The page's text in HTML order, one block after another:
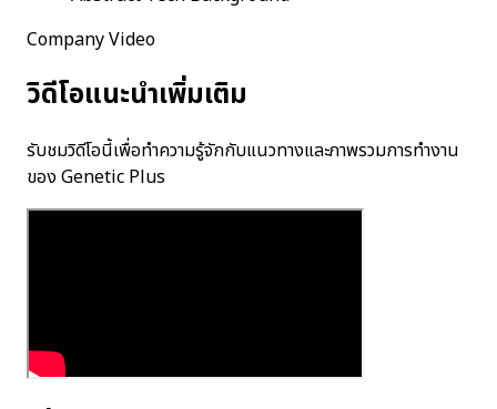
Company Video
วิดีโอแนะนำเพิ่มเติม
รับชมวิดีโอนี้เพื่อทำความรู้จักกับแนวทางและภาพรวมการทำงาน
ของ Genetic Plus